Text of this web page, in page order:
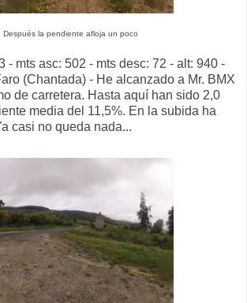
Después la pendiente afloja un poco
- mts asc: 502 - mts desc: 72 - alt: 940 -
(Chantada) - He alcanzado a Mr. BMX
de carretera. Hasta aquí han sido 2,0
media del 11,5%. En la subida ha
casi no queda nada...